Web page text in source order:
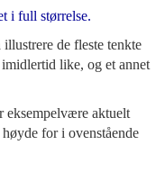
i full størrelse.
de fleste tenkte
imidlertid like, og et annet
eksempelvære aktuelt
for i ovenstående